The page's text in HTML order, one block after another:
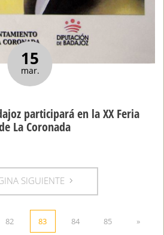
15
mar.
participará en la XX Feria
La Coronada
SIGUIENTE
82 83 84 85 »